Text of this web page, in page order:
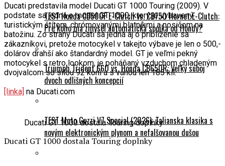
TEST Honda CB500F E-Clutch vs. CB750 Hornet E-Clutch:
Pre koho má zmysel automatická spojka od Hondy?
Triumph Trident 660 vs. Honda CB650R: Veľký súboj
dvoch odlišných koncepcií
TEST Moto Guzzi V7 Special (2026): Talianska klasika s
novým elektronickým plynom a nefalšovanou dušou
Ducati predstavila model Ducati GT 1000 Touring (2009). V
podstate sa jedná o model GT 1000, ktorý je vybavený
turistickým štítom, chrómovanými blatníkmi a nosičom na
batožinu. Zo strany Ducati sa jedná aj o priblíženie sa
zákazníkovi, pretože motocykel v takejto výbave je len o 500,-
dolárov drahší ako štandardný model. GT je veľmi pekný
motocykel s retro lookom, je poháňaný vzduchom chladeným
dvojvalcom so silou 92 koní a s váhou len 185 kíl.
[linka] na Ducati.com
Ducati GT 1000 dostala Touring doplnky
Ducati GT 1000 dostala Touring doplnky